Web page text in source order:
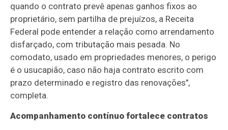
quando o contrato prevê apenas ganhos fixos ao
proprietário, sem partilha de prejuízos, a Receita
Federal pode entender a relação como arrendamento
disfarçado, com tributação mais pesada. No
comodato, usado em propriedades menores, o perigo
é o usucapião, caso não haja contrato escrito com
prazo determinado e registro das renovações",
completa.
Acompanhamento contínuo fortalece contratos